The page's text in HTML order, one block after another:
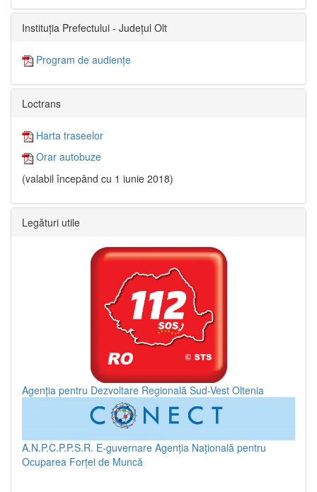
Instituția Prefectului - Județul Olt
Program de audiențe
Loctrans
Harta traseelor
Orar autobuze
(valabil începând cu 1 iunie 2018)
Legături utile
Agenția pentru Dezvoltare Regională Sud-Vest Oltenia
A.N.P.C.P.P.S.R. E-guvernare Agenția Națională pentru
Ocuparea Forței de Muncă